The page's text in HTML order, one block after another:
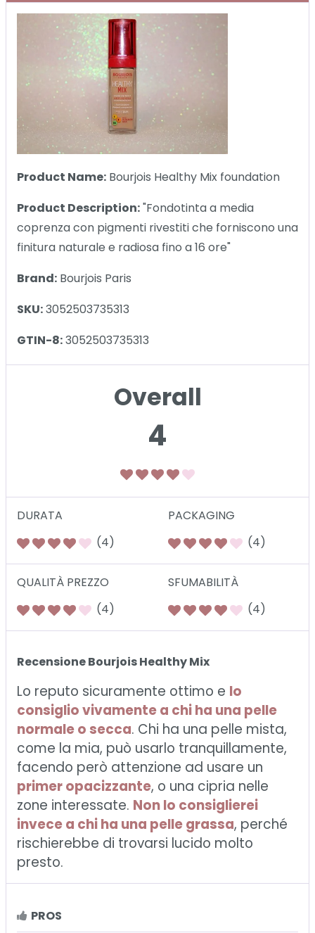
Product Name: Bourjois Healthy Mix foundation
Product Description:"Fondotinta a media
coprenza con pigmenti rivestiti che forniscono una
finitura naturale e radiosa fino a 16 ore"
Brand: Bourjois Paris
SKU:3052503735313
GTIN-8:3052503735313
Overall
4
DURATA
(4)
PACKAGING
(4)
QUALITÀ PREZZO
(4)
SFUMABILITÀ
(4)
Recensione Bourjois Healthy Mix
Lo reputo sicuramente ottimo e lo
consiglio vivamente a chi ha una pelle
normale o secca. Chi ha una pelle mista,
come la mia, può usarlo tranquillamente,
facendo però attenzione ad usare un
primer opacizzante, o una cipria nelle
zone interessate. Non lo consiglierei
invece a chi ha una pelle grassa, perché
rischierebbe di trovarsi lucido molto
presto.
PROS